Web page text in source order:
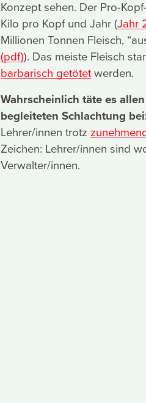
Konzept sehen. Der Pro-
Kilo pro Kopf und Jahr (Jahr
Millionen Tonnen Fleisch,
(pdf)). Das meiste Fleisch
barbarisch getötetwerden.
Wahrscheinlich täte es
begleiteten Schlachtung
Lehrer/innen trotz
Zeichen: Lehrer/innen sind
Verwalter/innen.